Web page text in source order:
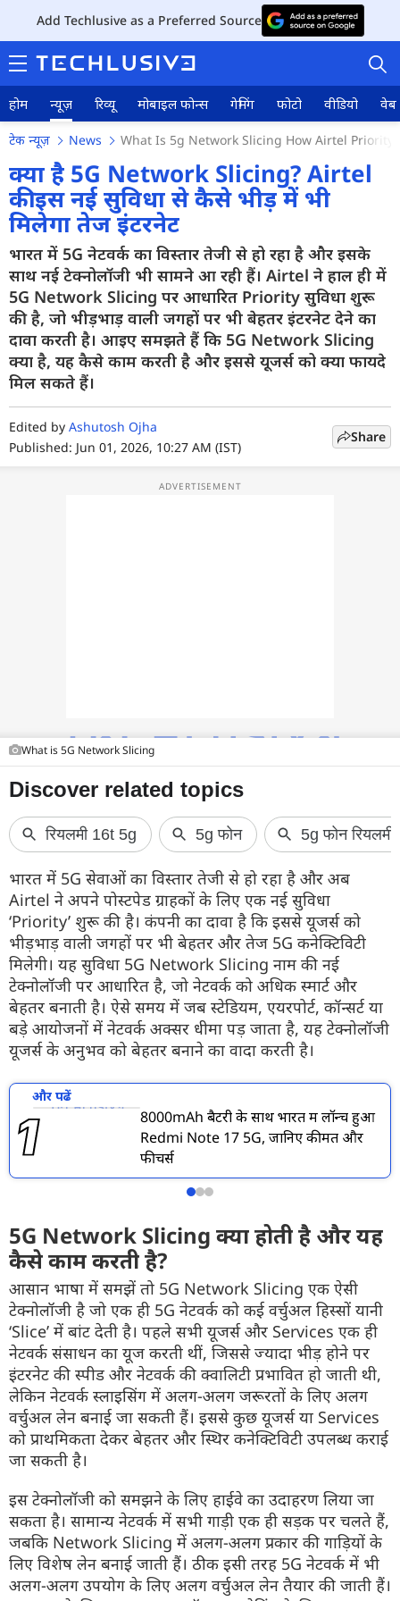
Add Techlusive as a Preferred Source
होम न्यूज़ रिव्यू मोबाइल फोन्स गेमिंग फोटो वीडियो वेब
होम
न्यूज़
रिव्यू
मोबाइल फोन्स
गेमिंग
फोटो
वीडियो
टेक न्यूज़ News What Is 5g Network Slicing How Airtel
क्या है 5G Network Slicing? Airtel
की इस नई सुविधा से कैसे भीड़ में भी
मिलेगा तेज इंटरनेट
भारत में 5G नेटवर्क का विस्तार तेजी से हो रहा है और इसके
साथ नई टेक्नोलॉजी भी सामने आ रही हैं। Airtel ने हाल ही में
5G Network Slicing पर आधारित Priority सुविधा शुरू
की है, जो भीड़भाड़ वाली जगहों पर भी बेहतर इंटरनेट देने का
दावा करती है। आइए समझते हैं कि 5G Network Slicing
क्या है, यह कैसे काम करती है और इससे यूजर्स को क्या फायदे
मिल सकते हैं।
Edited by Ashutosh Ojha
Published: Jun 01, 2026, 10:27 AM (IST)
Share
What is 5G Network Slicing
भारत में 5G सेवाओं का विस्तार तेजी से हो रहा है और अब
Airtel ने अपने पोस्टपेड ग्राहकों के लिए एक नई सुविधा
‘Priority’ शुरू की है। कंपनी का दावा है कि इससे यूजर्स को
भीड़भाड़ वाली जगहों पर भी बेहतर और तेज 5G कनेक्टिविटी
मिलेगी। यह सुविधा 5G Network Slicing नाम की नई
टेक्नोलॉजी पर आधारित है, जो नेटवर्क को अधिक स्मार्ट और
बेहतर बनाती है। ऐसे समय में जब स्टेडियम, एयरपोर्ट, कॉन्सर्ट या
बड़े आयोजनों में नेटवर्क अक्सर धीमा पड़ जाता है, यह टेक्नोलॉजी
यूजर्स के अनुभव को बेहतर बनाने का वादा करती है।
और पढें
8000mAh बैटरी के साथ भारत में लॉन्च हुआ
Redmi Note 17 5G, जानिए कीमत और
फीचर्स
5G Network Slicing क्या होती है और यह
कैसे काम करती है?
आसान भाषा में समझें तो 5G Network Slicing एक ऐसी
टेक्नोलॉजी है जो एक ही 5G नेटवर्क को कई वर्चुअल हिस्सों यानी
‘Slice’ में बांट देती है। पहले सभी यूजर्स और Services एक ही
नेटवर्क संसाधन का यूज करती थीं, जिससे ज्यादा भीड़ होने पर
इंटरनेट की स्पीड और नेटवर्क की क्वालिटी प्रभावित हो जाती थी,
लेकिन नेटवर्क स्लाइसिंग में अलग-अलग जरूरतों के लिए अलग
वर्चुअल लेन बनाई जा सकती हैं। इससे कुछ यूजर्स या Services
को प्राथमिकता देकर बेहतर और स्थिर कनेक्टिविटी उपलब्ध कराई
जा सकती है।
इस टेक्नोलॉजी को समझने के लिए हाईवे का उदाहरण लिया जा
सकता है। सामान्य नेटवर्क में सभी गाड़ी एक ही सड़क पर चलते हैं,
जबकि Network Slicing में अलग-अलग प्रकार की गाड़ियों के
लिए विशेष लेन बनाई जाती हैं। ठीक इसी तरह 5G नेटवर्क में भी
अलग-अलग उपयोग के लिए अलग वर्चुअल लेन तैयार की जाती हैं।